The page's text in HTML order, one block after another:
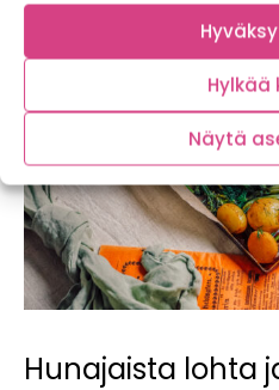
Hylkää
Näytä
Hunajaista lohta